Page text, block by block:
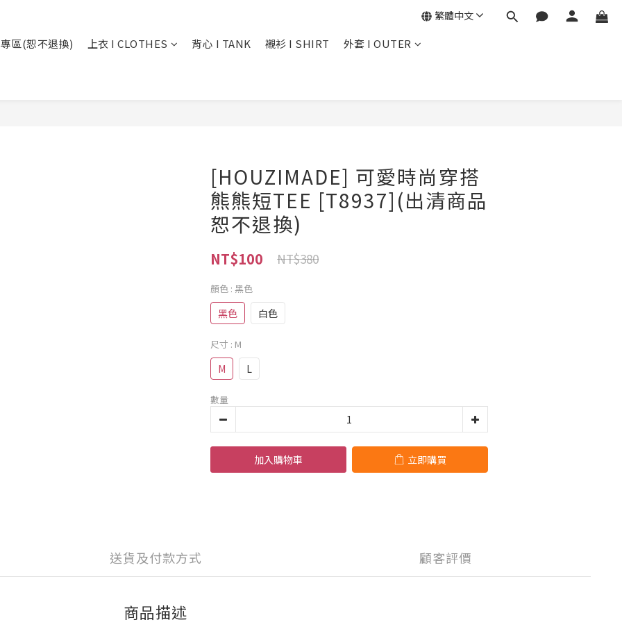
區(恕不退換) 上衣 I CLOTHES 背心 I TANK 襯衫 I SHIRT 外套 I OUTER
繁體中文
[HOUZIMADE] 可愛時尚穿搭
熊熊短TEE [T8937](出清商品
恕不退換)
NT$100 NT$380
顏色 : 黑色
黑色 白色
尺寸 : M
M L
數量
加入購物車 立即購買
送貨及付款方式 顧客評價
商品描述